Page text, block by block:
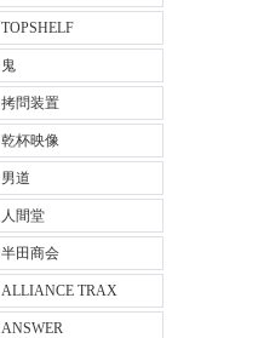
TOPSHELF
鬼
拷問装置
乾杯映像
男道
人間堂
半田商会
ALLIANCE TRAX
ANSWER